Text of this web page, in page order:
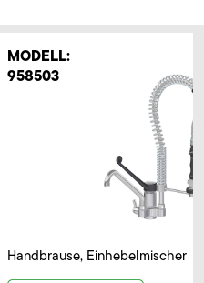
MODELL:
958503
Handbrause, Einhebelmischer